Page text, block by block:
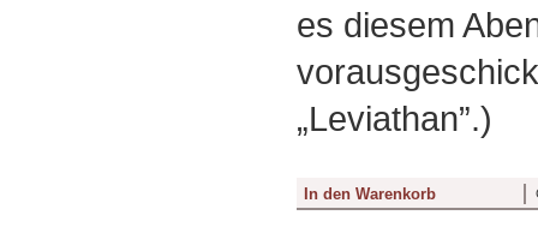
es diesem
„Leviathan”.)